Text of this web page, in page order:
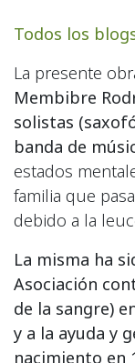
Todos los
La presente
Membibre
solistas
banda de
estados
familia que
debido a la
La misma ha
Asociación
de la sangre)
y a la ayuda y
nacimiento en